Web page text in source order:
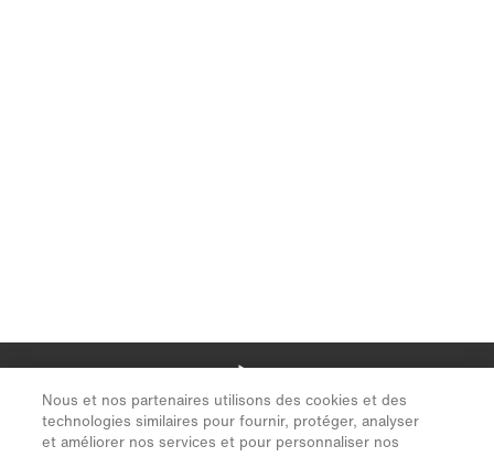
Nous et nos partenaires utilisons des cookies et des
technologies similaires pour fournir, protéger, analyser
et améliorer nos services et pour personnaliser nos